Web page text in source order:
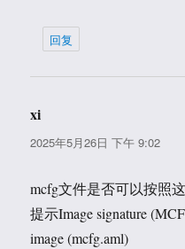
回复
xi
道：
2025年5月26日 下午 9:02
mcfg文件是否可以按照
提示Image signature
image (mcfg.aml)